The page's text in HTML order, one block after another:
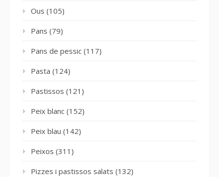
Ous (105)
Pans (79)
Pans de pessic (117)
Pasta (124)
Pastissos (121)
Peix blanc (152)
Peix blau (142)
Peixos (311)
Pizzes i pastissos salats (132)